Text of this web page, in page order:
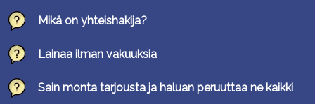
Mikä on yhteishakija?
Lainaa ilman vakuuksia
Sain monta tarjousta ja haluan peruuttaa ne kaikki